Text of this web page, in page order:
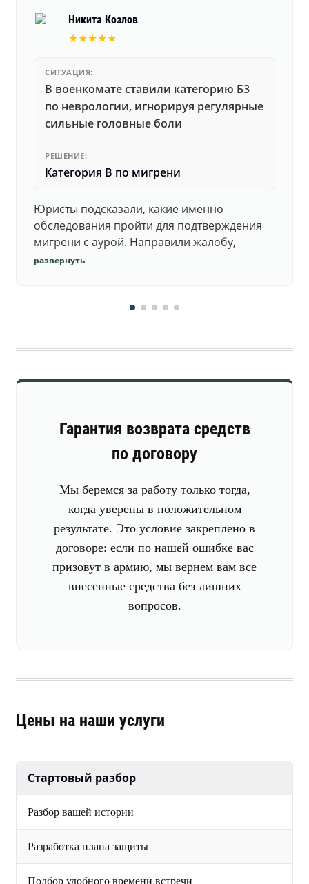
Никита Козлов
★★★★★
СИТУАЦИЯ:
В военкомате ставили категорию Б3
по неврологии, игнорируя регулярные
сильные головные боли
РЕШЕНИЕ:
Категория В по мигрени
Юристы подсказали, какие именно
обследования пройти для подтверждения
мигрени с аурой. Направили жалобу,
добились повторного осмотра и списания в
развернуть
Гарантия возврата средств
по договору
Мы беремся за работу только тогда,
когда уверены в положительном
результате. Это условие закреплено в
договоре: если по нашей ошибке вас
призовут в армию, мы вернем вам все
внесенные средства без лишних
вопросов.
Цены на наши услуги
Стартовый разбор
Разбор вашей истории
Разработка плана защиты
Подбор удобного времени встречи